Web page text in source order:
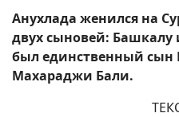
Анухлада женился на
двух сыновей:
был единственный сын
Махараджи Бали.